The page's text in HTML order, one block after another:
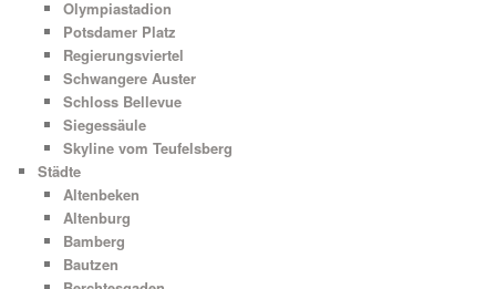
Olympiastadion
Potsdamer Platz
Regierungsviertel
Schwangere Auster
Schloss Bellevue
Siegessäule
Skyline vom Teufelsberg
Städte
Altenbeken
Altenburg
Bamberg
Bautzen